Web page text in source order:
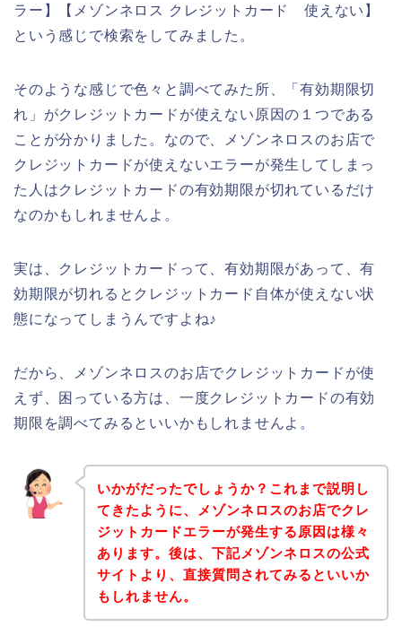
ラー】【メゾンネロス クレジットカード 使えない】
という感じで検索をしてみました。
そのような感じで色々と調べてみた所、「有効期限切
れ」がクレジットカードが使えない原因の１つである
ことが分かりました。なので、メゾンネロスのお店で
クレジットカードが使えないエラーが発生してしまっ
た人はクレジットカードの有効期限が切れているだけ
なのかもしれませんよ。
実は、クレジットカードって、有効期限があって、有
効期限が切れるとクレジットカード自体が使えない状
態になってしまうんですよね♪
だから、メゾンネロスのお店でクレジットカードが使
えず、困っている方は、一度クレジットカードの有効
期限を調べてみるといいかもしれませんよ。
いかがだったでしょうか？これまで説明し
てきたように、メゾンネロスのお店でクレ
ジットカードエラーが発生する原因は様々
あります。後は、下記メゾンネロスの公式
サイトより、直接質問されてみるといいか
もしれません。